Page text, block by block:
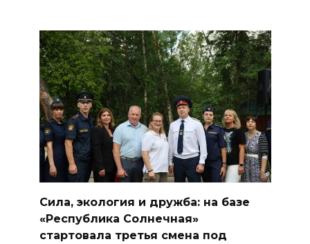
Сила, экология и дружба: на базе
«Республика Солнечная»
стартовала третья смена под